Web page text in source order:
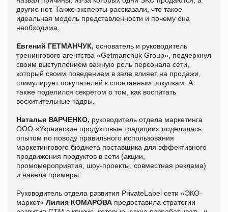
другие нет. Также эксперты рассказали, что такое
идеальная модель представленности и почему она
необходима.
Евгений ГЕТМАНЧУК, основатель и руководитель
тренингового агентства «Getmanchuk Group», подчеркнул
своим выступлением важную роль персонала сети,
который своим поведением в зале влияет на продажи,
стимулирует покупателей к спонтанным покупкам. А
также поделился секретом о том, как воспитать
восхитительные кадры.
Наталья ВАРЧЕНКО, руководитель отдела маркетинга
ООО «Украинские продуктовые традиции» поделилась
опытом по поводу правильного использования
маркетингового бюджета поставщика для эффективного
продвижения продуктов в сети (акции,
промомероприятия, шоу-проекты, совместная реклама)
и навела примеры.
Руководитель отдела развития PrivateLabel сети «ЭКО-
маркет» Лилия КОМАРОВА предоставила стратегии